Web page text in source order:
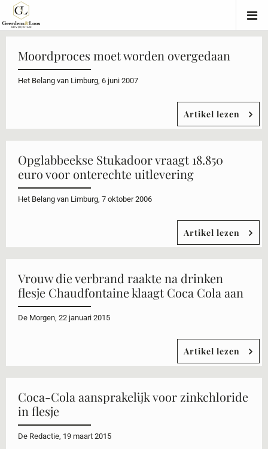
Moordproces moet worden overgedaan
Het Belang van Limburg, 6 juni 2007
Artikel lezen
Opglabbeekse Stukadoor vraagt 18.850
euro voor onterechte uitlevering
Het Belang van Limburg, 7 oktober 2006
Artikel lezen
Vrouw die verbrand raakte na drinken
flesje Chaudfontaine klaagt Coca Cola aan
De Morgen, 22 januari 2015
Artikel lezen
Coca-Cola aansprakelijk voor zinkchloride
in flesje
De Redactie, 19 maart 2015